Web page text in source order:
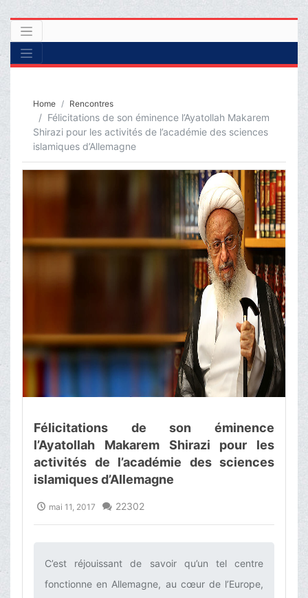
Home Rencontres
Félicitations de son éminence l’Ayatollah Makarem
Shirazi pour les activités de l’académie des sciences
islamiques d’Allemagne
Félicitations de son éminence
l’Ayatollah Makarem Shirazi pour les
activités de l’académie des sciences
islamiques d’Allemagne
mai 11, 2017 22302
C’est réjouissant de savoir qu’un tel centre
fonctionne en Allemagne, au cœur de l’Europe,